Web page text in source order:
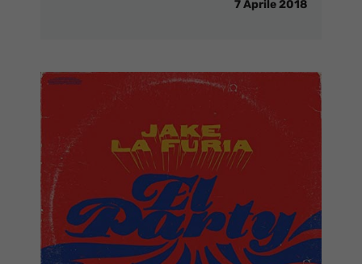
7 Aprile 2018